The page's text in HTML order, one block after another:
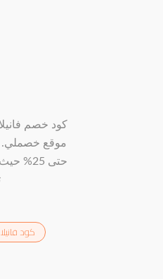
موقع خصملي.
حتى
كود فانيلا